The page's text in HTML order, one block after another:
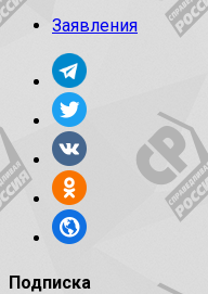
Заявления
Подписка